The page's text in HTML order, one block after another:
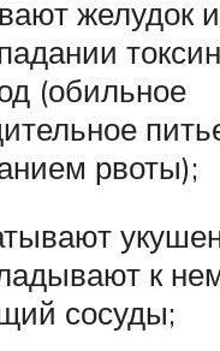
желудок
(обильное
рвоты);
к
сосуды;